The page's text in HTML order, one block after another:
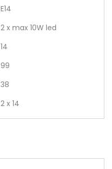
E14
2 x max 10W led
14
99
38
2 x 14